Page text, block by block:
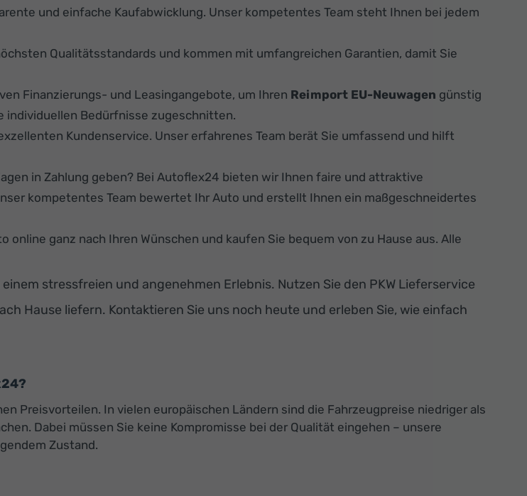
und einfache Kaufabwicklung. Unser kompetentes Team steht Ihnen bei jedem
Qualitätsstandards und kommen mit umfangreichen Garantien, damit Sie
Finanzierungs- und Leasingangebote, um Ihren Reimport EU-Neuwagen günstig
individuellen Bedürfnisse zugeschnitten.
Kundenservice. Unser erfahrenes Team berät Sie umfassend und hilft
in Zahlung geben? Bei Autoflex24 bieten wir Ihnen faire und attraktive
kompetentes Team bewertet Ihr Auto und erstellt Ihnen ein maßgeschneidertes
online ganz nach Ihren Wünschen und kaufen Sie bequem von zu Hause aus. Alle
stressfreien und angenehmen Erlebnis. Nutzen Sie den PKW Lieferservice
Hause liefern. Kontaktieren Sie uns noch heute und erleben Sie, wie einfach
Preisvorteilen. In vielen europäischen Ländern sind die Fahrzeugpreise niedriger als
Dabei müssen Sie keine Kompromisse bei der Qualität eingehen – unsere
Zustand.